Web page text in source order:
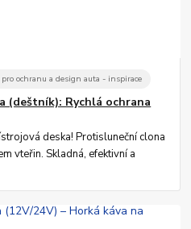
ochranu a design auta - inspirace
(deštník): Rychlá ochrana
deska! Protisluneční clona
vteřin. Skladná, efektivní a